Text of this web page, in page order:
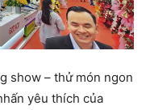
show – thử món ngon
yêu thích của